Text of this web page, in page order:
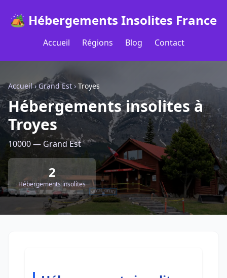
🏕️ Hébergements Insolites France
Accueil Régions Blog Contact
Accueil›Grand Est› Troyes
Hébergements insolites à
Troyes
10000 — Grand Est
2
Hébergements insolites